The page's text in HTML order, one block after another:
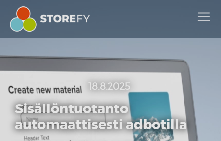
18.8.2025
Sisällöntuotanto
automaattisesti adbotilla